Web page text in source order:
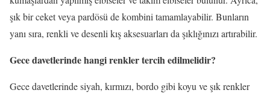
şık bir ceket veya pardösü de kombini tamamlayabilir. Bunların
yanı sıra, renkli ve desenli kış aksesuarları da şıklığınızı artırabilir.
Gece davetlerinde hangi renkler tercih edilmelidir?
Gece davetlerinde siyah, kırmızı, bordo gibi koyu ve şık renkler